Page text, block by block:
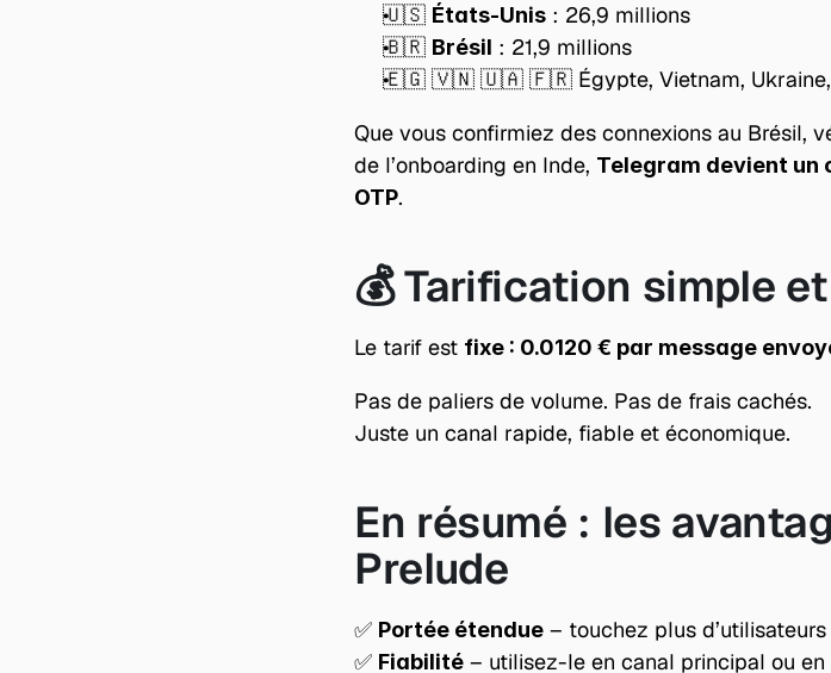
🇺🇸 États-Unis : 26,9 millions
🇧🇷 Brésil : 21,9 millions
🇪🇬 🇻🇳 🇺🇦 🇫🇷 Égypte, Vietnam, Ukraine,
Que vous confirmiez des connexions au Brésil,
de l’onboarding en Inde, Telegram devient
OTP.
💰 Tarification simple
Le tarif est fixe : 0.0120 € par message
Pas de paliers de volume. Pas de frais cachés.
Juste un canal rapide, fiable et économique.
En résumé : les
Prelude
✅ Portée étendue – touchez plus
✅ Fiabilité – utilisez-le en canal principal ou